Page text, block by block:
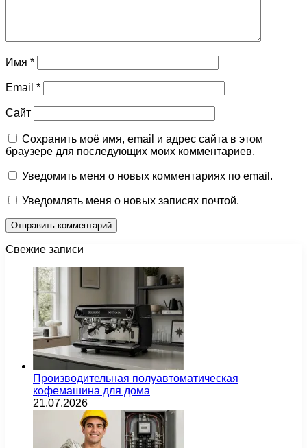
Имя *
Email *
Сайт
Сохранить моё имя, email и адрес сайта в этом
браузере для последующих моих комментариев.
Уведомить меня о новых комментариях по email.
Уведомлять меня о новых записях почтой.
Свежие записи
Производительная полуавтоматическая
кофемашина для дома
21.07.2026